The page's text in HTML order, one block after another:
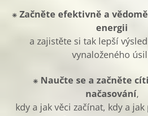
⁕ Začněte efektivně a
energii
a zajistěte si tak lepší
vynaloženého
⁕ Naučte se a začněte
načasování,
kdy a jak věci začínat, kdy a